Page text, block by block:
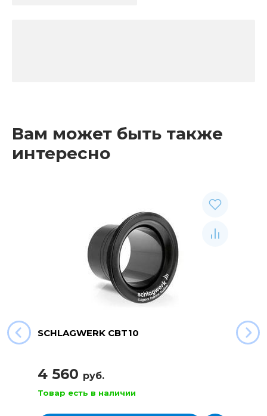
Вам может быть также
интересно
SCHLAGWERK CBT10
4 560 руб.
Товар есть в наличии